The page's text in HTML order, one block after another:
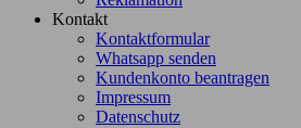
Kontakt
Kontaktformular
Whatsapp senden
Kundenkonto beantragen
Impressum
Datenschutz